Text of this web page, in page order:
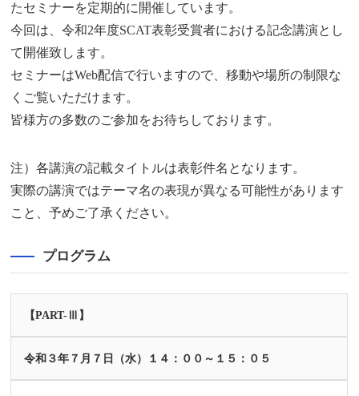
たセミナーを定期的に開催しています。
今回は、令和2年度SCAT表彰受賞者における記念講演とし
て開催致します。
セミナーはWeb配信で行いますので、移動や場所の制限な
くご覧いただけます。
皆様方の多数のご参加をお待ちしております。
注）各講演の記載タイトルは表彰件名となります。
実際の講演ではテーマ名の表現が異なる可能性があります
こと、予めご了承ください。
プログラム
【PART-Ⅲ】
令和３年７月７日（水）１４：００～１５：０５